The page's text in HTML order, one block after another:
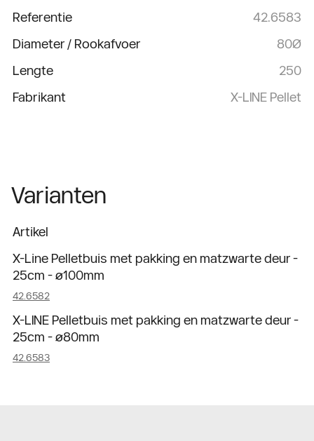
Referentie
42.6583
Diameter / Rookafvoer
80Ø
Lengte
250
Fabrikant
X-LINE Pellet
Varianten
Artikel
X-Line Pelletbuis met pakking en matzwarte deur -
25cm - ø100mm
42.6582
X-LINE Pelletbuis met pakking en matzwarte deur -
25cm - ø80mm
42.6583